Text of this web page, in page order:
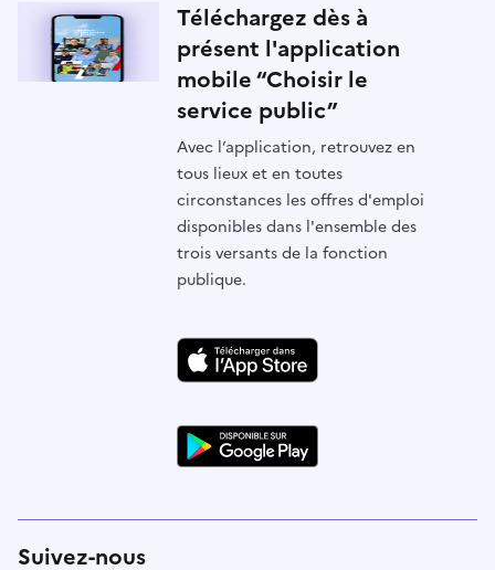
Téléchargez dès à
présent l'application
mobile “Choisir le
service public”
Avec l’application, retrouvez en
tous lieux et en toutes
circonstances les offres d'emploi
disponibles dans l'ensemble des
trois versants de la fonction
publique.
Suivez-nous